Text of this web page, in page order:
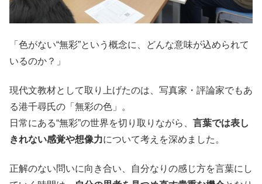
「色がない“無彩”という概念に、どんな意味が込められて
いるのか？」
現代文教材として取り上げたのは、写真家・評論家でもあ
る港千尋氏の「無彩の色」。
日常にある“無彩”の世界を切り取りながら、 言葉では表し
きれない感覚や想像力について考えを深めました。
正解のない問いに向き合い、自分なりの感じ方を言葉にし